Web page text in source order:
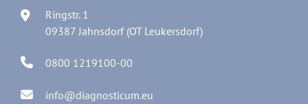
Ringstr. 1
09387 Jahnsdorf (OT Leukersdorf)
0800 1219100-00
info@diagnosticum.eu